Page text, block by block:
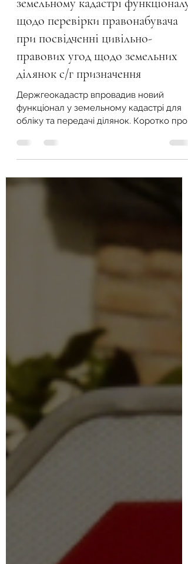
Держгеокадастр забезпечив
впровадження у Державному
земельному кадастрі функціоналу
щодо перевірки правонабувача
при посвідченні цивільно-
правових угод щодо земельних
ділянок с/г призначення
Держгеокадастр впровадив новий
обліку та передачі ділянок. Коротко про
зміни та їхні можливості